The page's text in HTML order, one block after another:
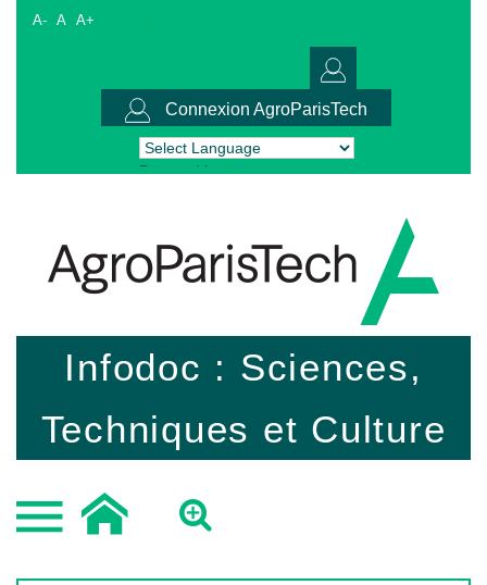
A- A A+
Connexion AgroParisTech
Powered by Translate
Infodoc : Sciences,
Techniques et Culture